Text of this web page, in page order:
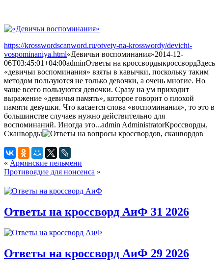
https://krosswordscanword.ru/otvety-na-krosswordy/devichi-
vospominaniya.html«Девичьи воспоминания»2014-12-
06T03:45:01+04:00adminОтветы на кроссвордыкроссвордЗдесь
«девичьи воспоминания» взяты в кавычки, поскольку таким
методом пользуются не только девочки, а очень многие. Но
чаще всего пользуются девочки. Сразу на ум приходит
выражение «девичья память», которое говорит о плохой
памяти девушки. Что касается слова «воспоминания», то это в
большинстве случаев нужно действительно для
воспоминаний. Иногда это...admin AdministratorКроссворды,
Сканворды
« Армянские пельмени
Противоядие для нонсенса »
Ответы на кроссворд АиФ 31 2026
Ответы на кроссворд АиФ 29 2026